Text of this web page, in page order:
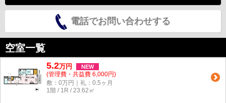
電話でお問い合わせする
空室一覧
5.2万円 NEW
(管理費・共益費 6,000円)
敷：0万円｜礼：0.5ヶ月
1階 / 1R / 23.62㎡